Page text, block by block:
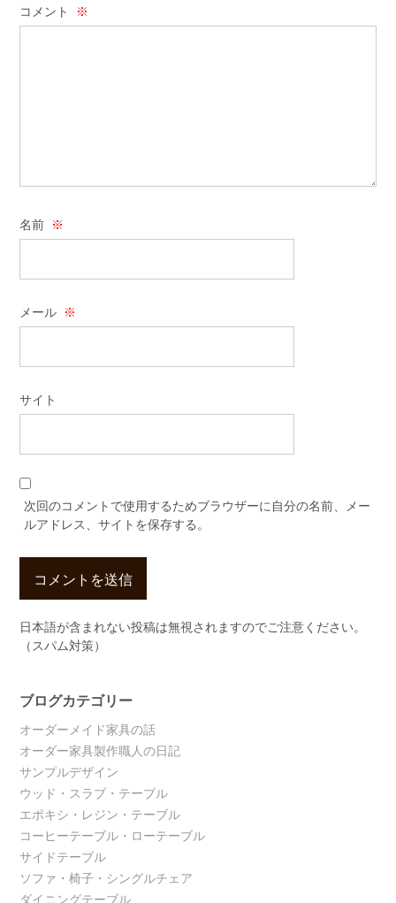
コメント ※
名前 ※
メール ※
サイト
次回のコメントで使用するためブラウザーに自分の名前、メー
ルアドレス、サイトを保存する。
日本語が含まれない投稿は無視されますのでご注意ください。
（スパム対策）
ブログカテゴリー
オーダーメイド家具の話
オーダー家具製作職人の日記
サンプルデザイン
ウッド・スラブ・テーブル
エポキシ・レジン・テーブル
コーヒーテーブル・ローテーブル
サイドテーブル
ソファ・椅子・シングルチェア
ダイニングテーブル